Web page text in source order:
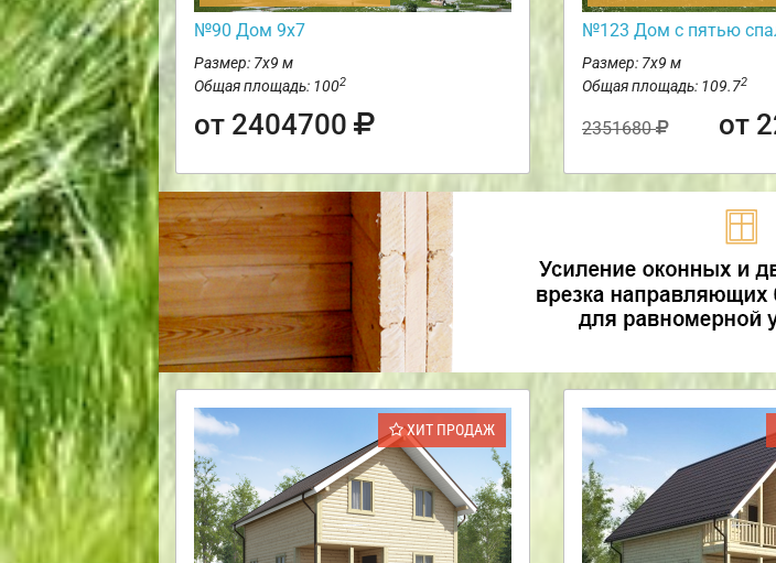
№90 Дом 9х7
Размер: 7х9 м
Общая площадь: 1002
от 2404700
№123 Дом с пятью
Размер: 7х9 м
Общая площадь: 109.72
2351680 от
ХИТ ПРОДАЖ